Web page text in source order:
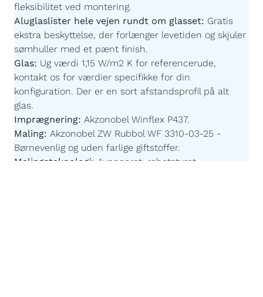
fleksibilitet ved montering.
Aluglaslister hele vejen rundt om glasset: Gratis
ekstra beskyttelse, der forlænger levetiden og skjuler
sømhuller med et pænt finish.
Glas: Ug værdi 1,15 W/m2 K for referencerude,
kontakt os for værdier specifikke for din
konfiguration. Der er en sort afstandsprofil på alt
glas.
Imprægnering: Akzonobel Winflex P437.
Maling: Akzonobel ZW Rubbol WF 3310-03-25 -
Børnevenlig og uden farlige giftstoffer.
Malingsteknologi: Avanceret, robotstyret